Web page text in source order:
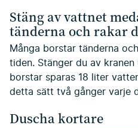
Stäng av vattnet
tänderna och rakar
Många borstar tänderna
tiden. Stänger du av
borstar sparas 18 liter
detta sätt två gånger varje
Duscha kortare